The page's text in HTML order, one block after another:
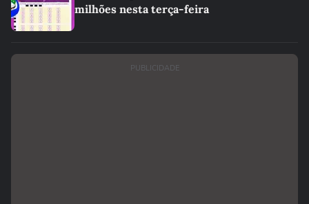
milhões nesta terça-feira
PUBLICIDADE